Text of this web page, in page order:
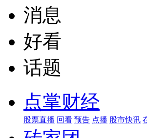
消息
好看
话题
点掌财经
股票直播 回看 预告 点播 股市快讯